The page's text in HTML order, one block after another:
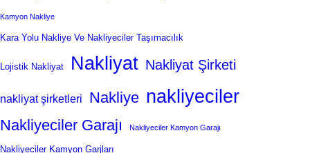
Kamyon Nakliye
Kara Yolu Nakliye Ve Nakliyeciler Taşımacılık
Lojistik Nakliyat Nakliyat Nakliyat Şirketi
nakliyat şirketleri Nakliye nakliyeciler
Nakliyeciler Garajı Nakliyeciler Kamyon Garajı
Nakliyeciler Kamyon Garjları